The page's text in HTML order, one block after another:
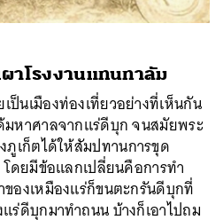
าโรงงานแทนทาลัม
นเมืองท่องเที่ยวอย่างที่เห็นกัน
มหาศาลจากแร่ดีบุก จนสมัยพระ
ภูเก็ตได้ให้สัมปทานการขุด
โดยมีข้อแลกเปลี่ยนคือการทำ
องเหมืองแร่ก็ขนตะกรันดีบุกที่
ร่ดีบุกมาทำถนน บ้างก็เอาไปถม